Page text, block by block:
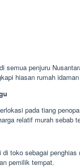
semua penjuru
hiasan rumah
pada tiang
relatif murah sebab
toko sebagai
pemilik tempat.